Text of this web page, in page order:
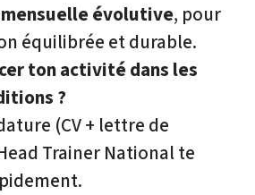
évolutive, pour
équilibrée et durable.
ton activité dans les
?
(CV + lettre de
Trainer National te